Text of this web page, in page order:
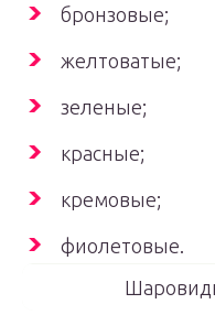
бронзовые;
желтоватые;
зеленые;
красные;
кремовые;
фиолетовые.